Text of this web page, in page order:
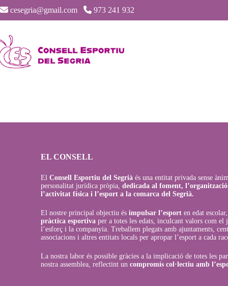
cesegria@gmail.com 973 241 932
EL CONSELL
El Consell Esportiu del Segrià és una entitat privada sense
personalitat jurídica pròpia, dedicada al foment,
l’activitat física i l’esport a la comarca del Segrià.
El nostre principal objectiu és impulsar l’esport en edat
pràctica esportiva per a totes les edats, inculcant valors com el
l’esforç i la companyia. Treballem plegats amb ajuntaments,
associacions i altres entitats locals per apropar l’esport a cada
La nostra labor és possible gràcies a la implicació de totes les
nostra assemblea, reflectint un compromís col·lectiu amb